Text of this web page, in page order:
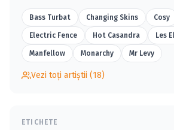
Bass Turbat Changing Skins Cosy
Electric Fence Hot Casandra Les
Manfellow Monarchy Mr Levy
Vezi toți artiștii (18)
ETICHETE